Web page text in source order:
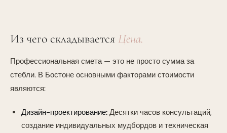
Из чего складывается Цена.
Профессиональная смета — это не просто сумма за
стебли. В Бостоне основными факторами стоимости
являются:
Дизайн-проектирование: Десятки часов консультаций,
создание индивидуальных мудбордов и техническая